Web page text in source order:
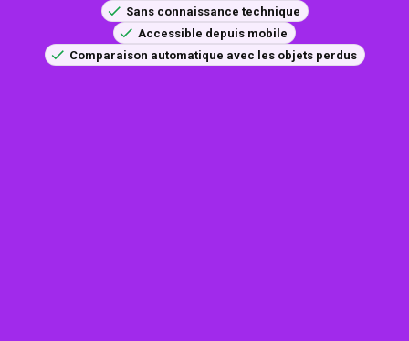
Sans connaissance technique
Accessible depuis mobile
Comparaison automatique avec les objets perdus